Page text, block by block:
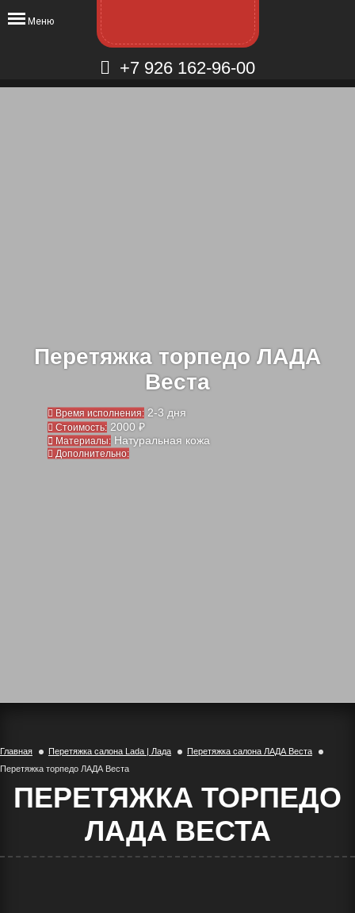
+7 926 162-96-00
Меню
Перетяжка торпедо ЛАДА
Веста
Время исполнения: 2-3 дня
Стоимость: 2000 ₽
Материалы: Натуральная кожа
Дополнительно:
Главная Перетяжка салона Lada | Лада
Перетяжка салона ЛАДА Веста
Перетяжка торпедо ЛАДА Веста
ПЕРЕТЯЖКА ТОРПЕДО
ЛАДА ВЕСТА